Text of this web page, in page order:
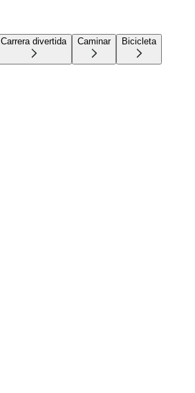
Carrera divertida Caminar Bicicleta